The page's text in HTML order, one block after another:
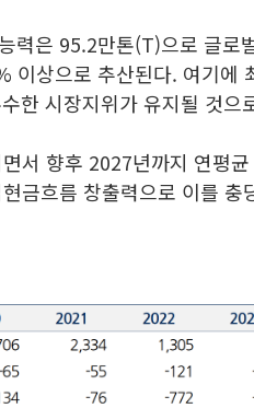
력은 95.2만톤(T)으로 글로
이상으로 추산된다. 여기에
한 시장지위가 유지될 것으
서 향후 2027년까지 연평
금흐름 창출력으로 이를 충